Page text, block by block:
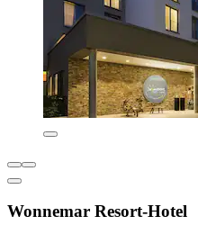
Wonnemar Resort-Hotel